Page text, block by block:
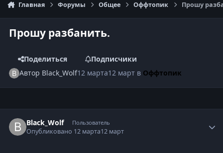
Главная Форумы Общее Оффтопик Прошу
Прошу разбанить.
Поделиться
Подписчики
Автор Black_Wolf12 марта12 март в Оффтопик
Black_Wolf Пользователь
Опубликовано 12 марта12 март